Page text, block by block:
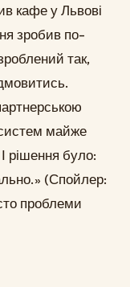
кафе у Львові
зробив по-
так,
майже
рішення було:
(Спойлер:
проблеми